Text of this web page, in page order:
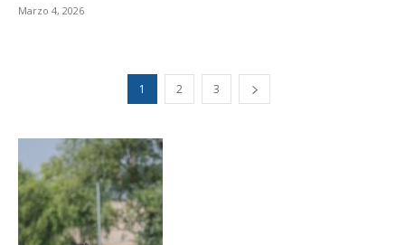
Marzo 4, 2026
1 2 3